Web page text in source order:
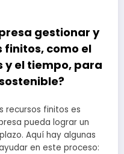
gestionar y
finitos, como el
y el tiempo, para
recursos finitos es
pueda lograr un
Aquí hay algunas
en este proceso: